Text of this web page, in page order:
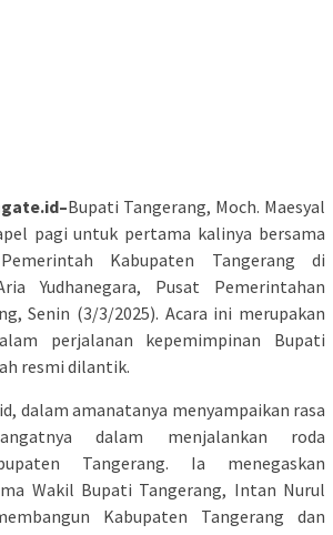
Bupati Tangerang, Moch. Maesyal
pagi untuk pertama kalinya bersama
Kabupaten Tangerang di
Yudhanegara, Pusat Pemerintahan
Senin (3/3/2025). Acara ini merupakan
perjalanan kepemimpinan Bupati
resmi dilantik.
dalam amanatanya menyampaikan rasa
dalam menjalankan roda
Tangerang. Ia menegaskan
Wakil Bupati Tangerang, Intan Nurul
Kabupaten Tangerang dan